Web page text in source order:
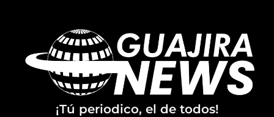
¡Tú periodico, el de todos!